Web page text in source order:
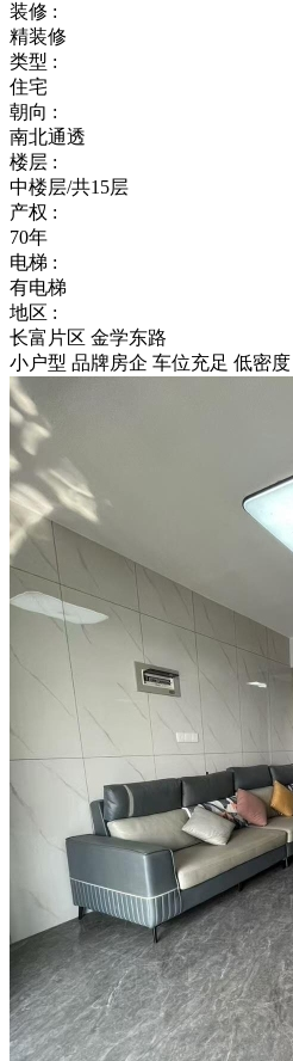
装修 :
精装修
类型 :
住宅
朝向 :
南北通透
楼层 :
中楼层/共15层
产权 :
70年
电梯 :
有电梯
地区 :
长富片区 金学东路
小户型 品牌房企 车位充足 低密度